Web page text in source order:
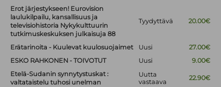
Erot järjestykseen! Eurovision
laulukilpailu, kansallisuus ja
televisiohistoria Nykykulttuurin
tutkimuskeskuksen julkaisuja 88
Tyydyttävä 20.00€
Erätarinoita - Kuulevat kuulosuojaimet Uusi
27.00€
ESKO RAHKONEN - TOIVOTUT
Uusi
9.00€
Etelä-Sudanin synnytystuskat :
valtataistelu tuhosi unelman
Uutta
vastaava
22.90€